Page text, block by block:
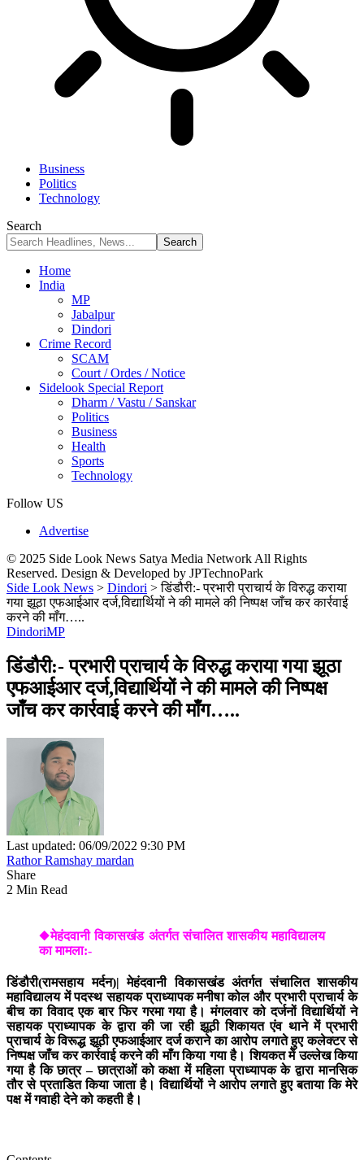
Business
Politics
Technology
Search
Home
India
MP
Jabalpur
Dindori
Crime Record
SCAM
Court / Ordes / Notice
Sidelook Special Report
Dharm / Vastu / Sanskar
Politics
Business
Health
Sports
Technology
Follow US
Advertise
© 2025 Side Look News Satya Media Network All Rights
Reserved. Design & Developed by JPTechnoPark
Side Look News > Dindori >डिंडौरी:- प्रभारी प्राचार्य के विरुद्ध कराया
गया झूठा एफआईआर दर्ज,विद्यार्थियों ने की मामले की निष्पक्ष जाँच कर कार्रवाई
करने की माँग…..
DindoriMP
डिंडौरी:- प्रभारी प्राचार्य के विरुद्ध कराया गया झूठा
एफआईआर दर्ज,विद्यार्थियों ने की मामले की निष्पक्ष
जाँच कर कार्रवाई करने की माँग…..
Last updated: 06/09/2022 9:30 PM
Rathor Ramshay mardan
Share
2 Min Read
◆मेहंदवानी विकासखंड अंतर्गत संचालित शासकीय महाविद्यालय
का मामला:-
डिंडौरी(रामसहाय मर्दन)| मेहंदवानी विकासखंड अंतर्गत संचालित शासकीय
महाविद्यालय में पदस्थ सहायक प्राध्यापक मनीषा कोल और प्रभारी प्राचार्य के
बीच का विवाद एक बार फिर गरमा गया है। मंगलवार को दर्जनों विद्यार्थियों ने
सहायक प्राध्यापक के द्वारा की जा रही झूठी शिकायत एंव थाने में प्रभारी
प्राचार्य के विरूद्ध झूठी एफआईआर दर्ज कराने का आरोप लगाते हुए कलेक्टर से
निष्पक्ष जाँच कर कार्रवाई करने की माँग किया गया है। शियकत में उल्लेख किया
गया है कि छात्र – छात्राओं को कक्षा में महिला प्राध्यापक के द्वारा मानसिक
तौर से प्रताडित किया जाता है। विद्यार्थियों ने आरोप लगाते हुए बताया कि मेरे
पक्ष में गवाही देने को कहती है।